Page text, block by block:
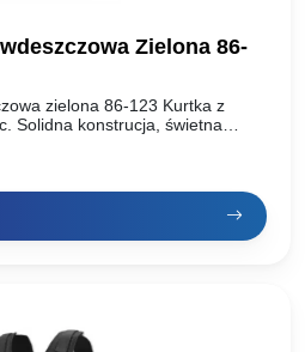
Zielona 86-
zielona 86-123 Kurtka z
Solidna konstrucja, świetna